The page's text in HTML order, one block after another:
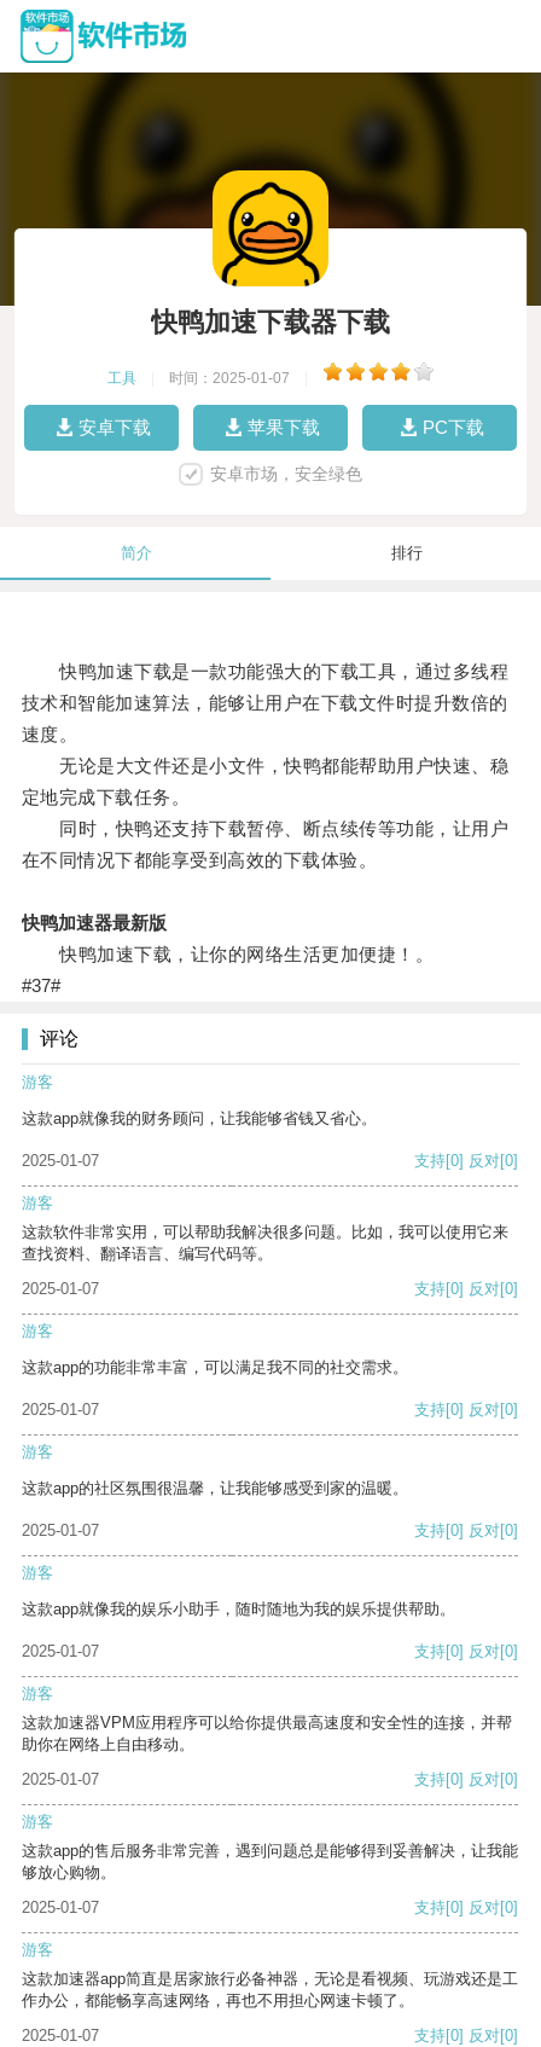
快鸭加速下载器下载
工具 时间：2025-01-07
安卓下载 苹果下载 PC下载
安卓市场，安全绿色
简介 排行
快鸭加速下载是一款功能强大的下载工具，通过多线程
技术和智能加速算法，能够让用户在下载文件时提升数倍的
速度。
无论是大文件还是小文件，快鸭都能帮助用户快速、稳
定地完成下载任务。
同时，快鸭还支持下载暂停、断点续传等功能，让用户
在不同情况下都能享受到高效的下载体验。
快鸭加速器最新版
快鸭加速下载，让你的网络生活更加便捷！。
#37#
评论
游客
这款app就像我的财务顾问，让我能够省钱又省心。
2025-01-07 支持[0] 反对[0]
游客
这款软件非常实用，可以帮助我解决很多问题。比如，我可以使用它来
查找资料、翻译语言、编写代码等。
2025-01-07
支持[0] 反对[0]
游客
这款app的功能非常丰富，可以满足我不同的社交需求。
2025-01-07 支持[0] 反对[0]
游客
这款app的社区氛围很温馨，让我能够感受到家的温暖。
2025-01-07 支持[0] 反对[0]
游客
这款app就像我的娱乐小助手，随时随地为我的娱乐提供帮助。
2025-01-07 支持[0] 反对[0]
游客
这款加速器VPM应用程序可以给你提供最高速度和安全性的连接，并帮
助你在网络上自由移动。
2025-01-07
支持[0] 反对[0]
游客
这款app的售后服务非常完善，遇到问题总是能够得到妥善解决，让我能
够放心购物。
2025-01-07
支持[0] 反对[0]
游客
这款加速器app简直是居家旅行必备神器，无论是看视频、玩游戏还是工
作办公，都能畅享高速网络，再也不用担心网速卡顿了。
2025-01-07
支持[0] 反对[0]